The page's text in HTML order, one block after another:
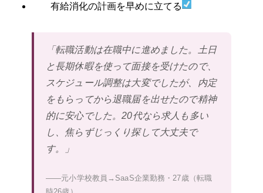
有給消化の計画を早めに立てる
「転職活動は在職中に進めました。土日
と長期休暇を使って面接を受けたので、
スケジュール調整は大変でしたが、内定
をもらってから退職届を出せたので精神
的に安心でした。20代なら求人も多い
し、焦らずじっくり探して大丈夫で
す。」
——元小学校教員→SaaS企業勤務・27歳（転職